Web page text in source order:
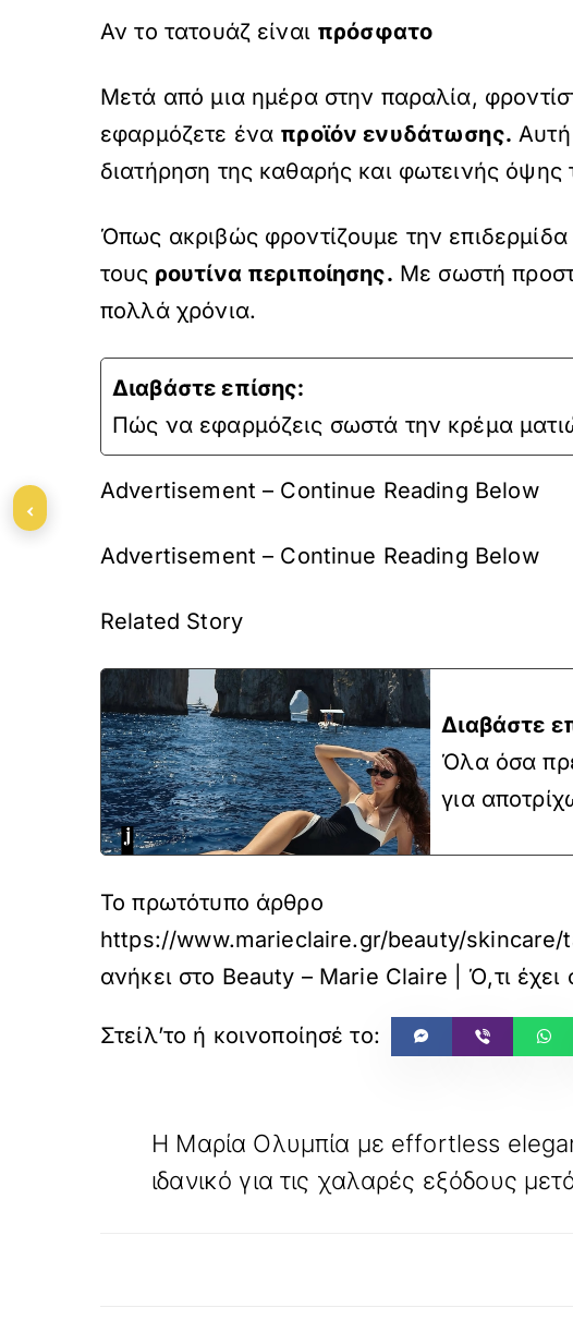
Αν το τατουάζ είναι πρόσφατο
Μετά από μια ημέρα στην παραλία,
εφαρμόζετε ένα προϊόν ενυδάτωσης.
διατήρηση της καθαρής και φωτεινής όψης
Όπως ακριβώς φροντίζουμε την επιδερμίδα
τους ρουτίνα περιποίησης. Με σωστή
πολλά χρόνια.
Διαβάστε επίσης:
Πώς να εφαρμόζεις σωστά την κρέμα
Advertisement – Continue Reading Below
Advertisement – Continue Reading Below
Related Story
Διαβάστε
Όλα όσα
για
Το πρωτότυπο άρθρο
https://www.marieclaire.gr/beauty/
ανήκει στο Beauty – Marie Claire | Ό,τι έχει
Η Μαρία Ολυμπία με effortless
ιδανικό για τις χαλαρές εξόδους
‹